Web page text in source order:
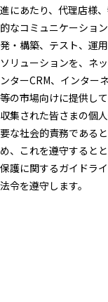
進にあたり、代理店様
的なコミュニケーショ
発・構築、テスト、運
ソリューションを、ネ
ンターCRM、インター
等の市場向けに提供し
収集された皆さまの個
要な社会的責務である
め、これを遵守すると
保護に関するガイドラ
法令を遵守します。